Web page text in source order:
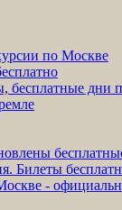
по Москве
бесплатные дни
Билеты
-